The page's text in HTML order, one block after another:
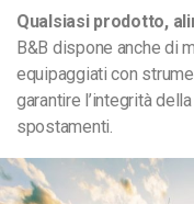
Qualsiasi prodotto,
B&B dispone anche di
equipaggiati con
garantire l’integrità
spostamenti.